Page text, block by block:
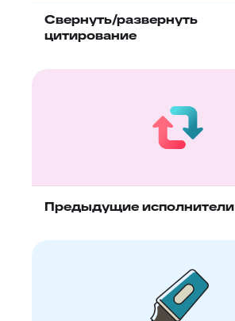
Свернуть/развернуть
цитирование
Предыдущие исполнители